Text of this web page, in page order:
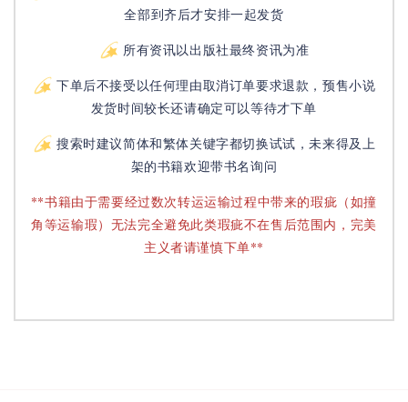
全部到齐后才安排一起发货
所有资讯以出版社最终资讯为准
下单后不接受以任何理由取消订单要求退款，预售小说
发货时间较长还请确定可以等待才下单
搜索时建议简体和繁体关键字都切换试试，未来得及上
架的书籍欢迎带书名询问
**书籍由于需要经过数次转运运输过程中带来的瑕疵（如撞
角等运输瑕）无法完全避免此类瑕疵不在售后范围内，完美
主义者请谨慎下单**